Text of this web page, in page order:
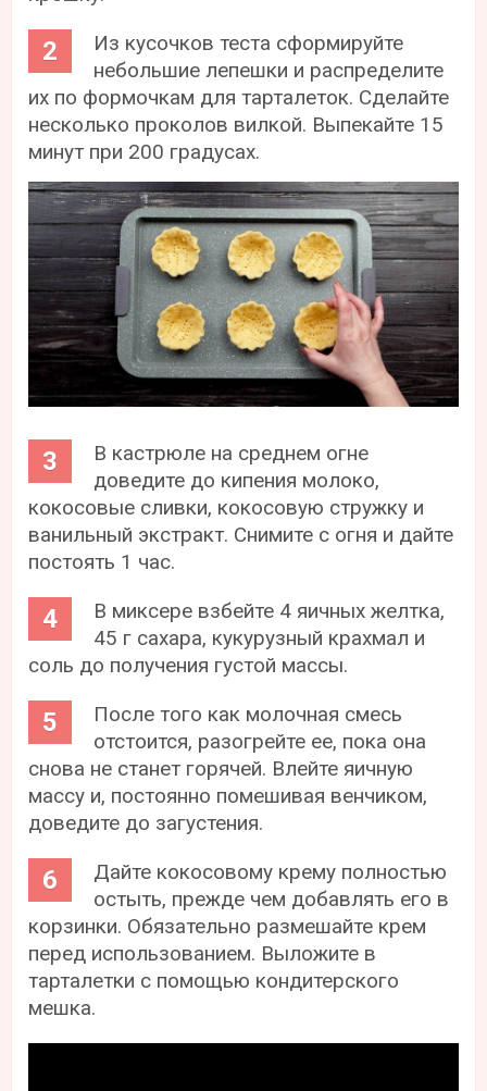
Из кусочков теста сформируйте
небольшие лепешки и распределите
их по формочкам для тарталеток. Сделайте
несколько проколов вилкой. Выпекайте 15
минут при 200 градусах.
В кастрюле на среднем огне
доведите до кипения молоко,
кокосовые сливки, кокосовую стружку и
ванильный экстракт. Снимите с огня и дайте
постоять 1 час.
В миксере взбейте 4 яичных желтка,
45 г сахара, кукурузный крахмал и
соль до получения густой массы.
После того как молочная смесь
отстоится, разогрейте ее, пока она
снова не станет горячей. Влейте яичную
массу и, постоянно помешивая венчиком,
доведите до загустения.
Дайте кокосовому крему полностью
остыть, прежде чем добавлять его в
корзинки. Обязательно размешайте крем
перед использованием. Выложите в
тарталетки с помощью кондитерского
мешка.